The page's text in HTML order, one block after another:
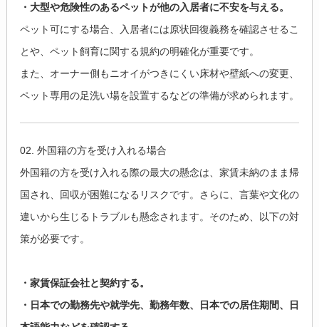
・大型や危険性のあるペットが他の入居者に不安を与える。
ペット可にする場合、入居者には原状回復義務を確認させるこ
とや、ペット飼育に関する規約の明確化が重要です。
また、オーナー側もニオイがつきにくい床材や壁紙への変更、
ペット専用の足洗い場を設置するなどの準備が求められます。
02. 外国籍の方を受け入れる場合
外国籍の方を受け入れる際の最大の懸念は、家賃未納のまま帰
国され、回収が困難になるリスクです。さらに、言葉や文化の
違いから生じるトラブルも懸念されます。そのため、以下の対
策が必要です。
・家賃保証会社と契約する。
・日本での勤務先や就学先、勤務年数、日本での居住期間、日